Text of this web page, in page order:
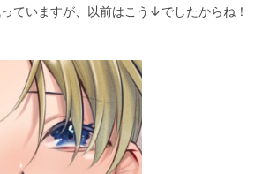
ていますが、以前はこう↓でしたからね！